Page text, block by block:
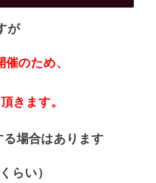
が
のため、
きます。
場合はあります
らい）